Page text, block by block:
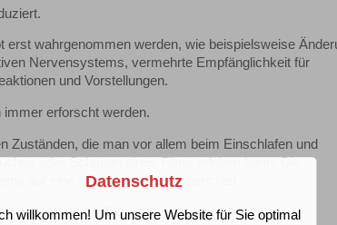
wahrgenommen werden, wie beispielsweise
Nervensystems, vermehrte Empfänglichkeit für
und Vorstellungen.
immer erforscht werden.
Zuständen, die man vor allem beim Einschlafen und
oder Schauen eines Films erleben kann: Die
auf eine bestimmte Sache gerichtet.
und die Experten sind sich nicht einig.
Datenschutz
willkommen! Um unsere Website für Sie optimal